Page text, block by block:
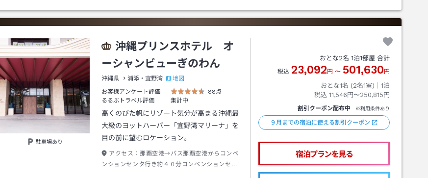
駐車場あり
沖縄プリンスホテル オ
ーシャンビューぎのわん
沖縄県 浦添・宜野湾
地図
お客様アンケート評価
88点
るるぶトラベル評価
集計中
高くのびた帆にリゾート気分が高まる沖縄最
大級のヨットハーバー「宜野湾マリーナ」を
目の前に望むロケーション。
アクセス： 那覇空港→バス那覇空港からコンベ
ンションセンタ行き約４０分コンベンションセン
おとな2名 1泊1部屋 合計
税込 23,092 円 〜 501,630 円
おとな1名 (2名1室)｜ 1泊
税込 11,546円〜250,815円
割引クーポン配布中 ※利用条件あり
９月までの宿泊に使える割引クーポン
宿泊プランを見る